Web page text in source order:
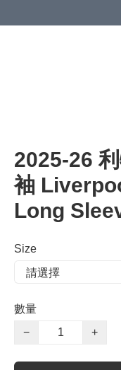
2025-26
袖
Long
Size
數量
−
+